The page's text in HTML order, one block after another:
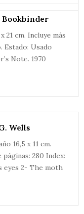
Bookbinder
21 cm. Incluye más
Estado: Usado
Note. 1970
Wells
16,5 x 11 cm.
280 Index:
eyes 2- The moth